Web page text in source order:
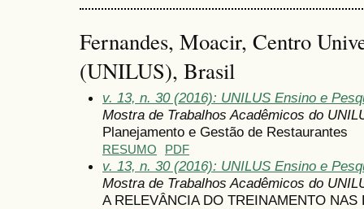
Fernandes, Moacir, Centro
(UNILUS), Brasil
v. 13, n. 30 (2016): UNILUS Ensino e
Mostra de Trabalhos Acadêmicos do
Planejamento e Gestão de Restaurantes
RESUMO PDF
v. 13, n. 30 (2016): UNILUS Ensino e
Mostra de Trabalhos Acadêmicos do
A RELEVÂNCIA DO TREINAMENTO